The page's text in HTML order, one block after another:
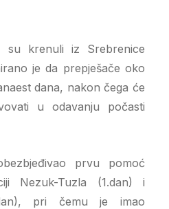
su krenuli iz Srebrenice
je da prepješače oko
dana, nakon čega će
u odavanju počasti
prvu pomoć
Nezuk-Tuzla (1.dan) i
pri čemu je imao